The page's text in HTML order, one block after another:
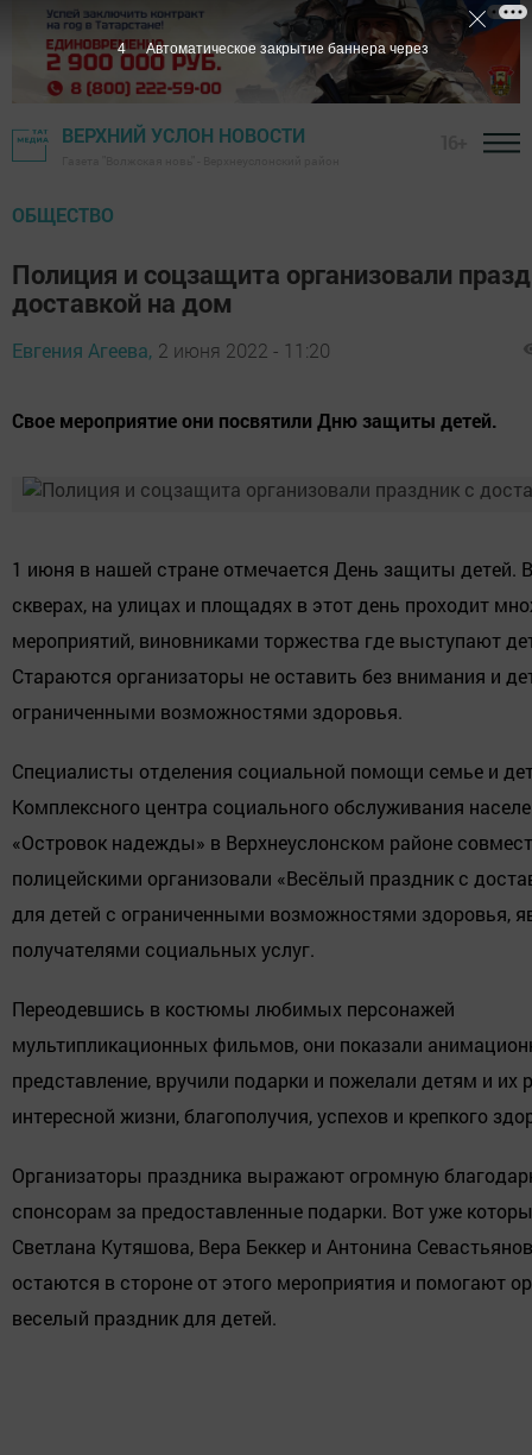
ВЕРХНИЙ УСЛОН НОВОСТИ
ОБЩЕСТВО
Полиция и соцзащита организовали
доставкой на дом
Евгения Агеева, 2 июня 2022 - 11:20
Свое мероприятие они посвятили Дню защиты детей.
1 июня в нашей стране отмечается День защиты детей.
скверах, на улицах и площадях в этот день проходит
мероприятий, виновниками торжества где выступают
Стараются организаторы не оставить без внимания и
ограниченными возможностями здоровья.
Специалисты отделения социальной помощи семье и
Комплексного центра социального обслуживания
«Островок надежды» в Верхнеуслонском районе
полицейскими организовали «Весёлый праздник с
для детей с ограниченными возможностями здоровья,
получателями социальных услуг.
Переодевшись в костюмы любимых персонажей
мультипликационных фильмов, они показали
представление, вручили подарки и пожелали детям и их
интересной жизни, благополучия, успехов и крепкого
Организаторы праздника выражают огромную
спонсорам за предоставленные подарки. Вот уже
Светлана Кутяшова, Вера Беккер и Антонина
остаются в стороне от этого мероприятия и помогают
веселый праздник для детей.
3 Автоматическое закрытие баннера через